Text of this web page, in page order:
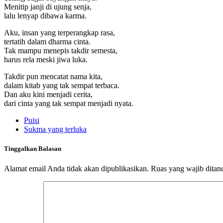
Menitip janji di ujung senja,
lalu lenyap dibawa karma.
Aku, insan yang terperangkap rasa,
tertatih dalam dharma cinta.
Tak mampu menepis takdir semesta,
harus rela meski jiwa luka.
Takdir pun mencatat nama kita,
dalam kitab yang tak sempat terbaca.
Dan aku kini menjadi cerita,
dari cinta yang tak sempat menjadi nyata.
Puisi
Sukma yang terluka
Tinggalkan Balasan
Alamat email Anda tidak akan dipublikasikan. Ruas yang wajib